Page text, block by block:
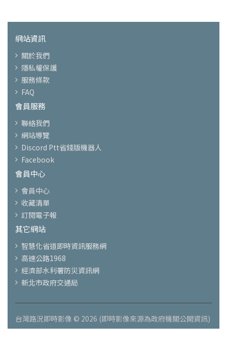
網站資訊
關於我們
隱私權保護
服務條款
FAQ
會員服務
聯絡我們
網站導覽
Discord Ptt省錢版機器人
Facebook
會員中心
會員中心
收藏清單
訂閱電子報
其它網站
智慧化省道即時資訊服務網
高速公路1968
經濟部水利署防災資訊網
新北市政府交通局
台灣路況即時影像 © 2026 (即時影像來源為政府機關公開資訊)